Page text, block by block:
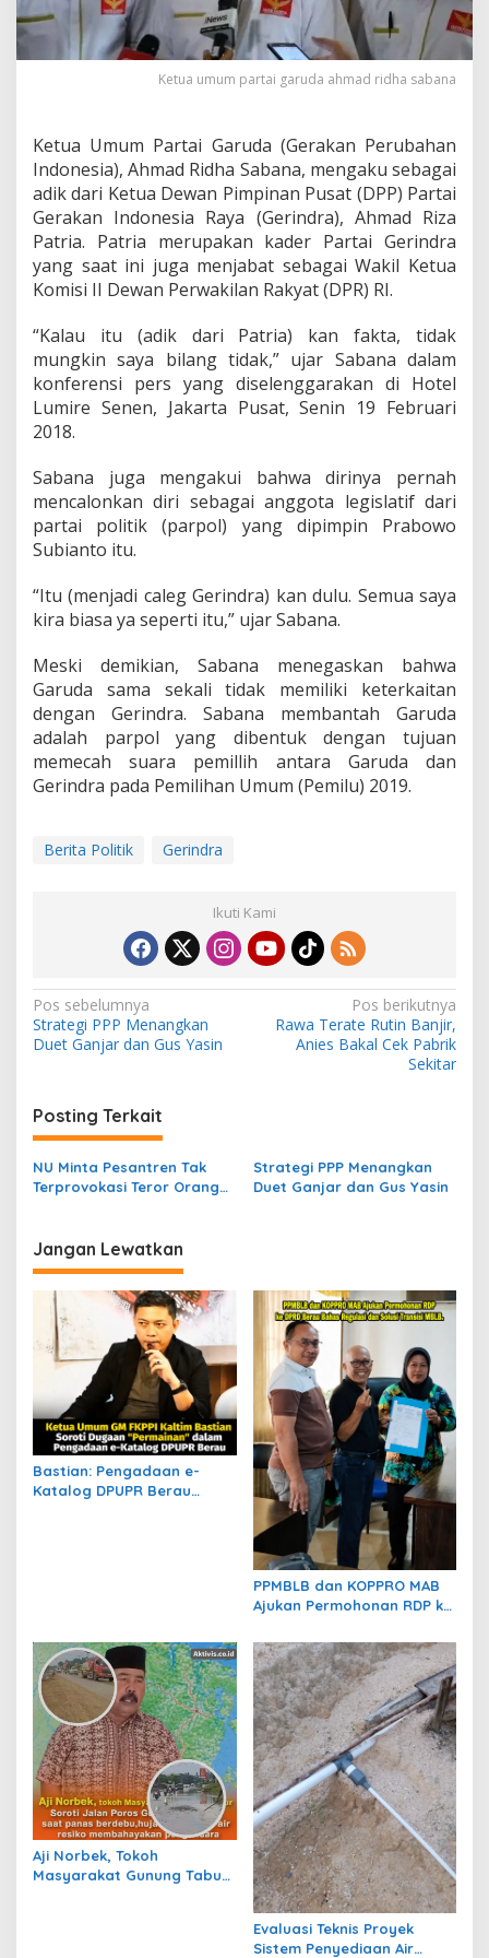
G
r
u
e
n
g
a
n
G
e
n
d
r
a
Ketua umum partai garuda ahmad ridha sabana
Ketua Umum Partai Garuda (Gerakan Perubahan
Indonesia), Ahmad Ridha Sabana, mengaku sebagai
adik dari Ketua Dewan Pimpinan Pusat (DPP) Partai
Gerakan Indonesia Raya (Gerindra), Ahmad Riza
Patria. Patria merupakan kader Partai Gerindra
yang saat ini juga menjabat sebagai Wakil Ketua
Komisi II Dewan Perwakilan Rakyat (DPR) RI.
“Kalau itu (adik dari Patria) kan fakta, tidak
mungkin saya bilang tidak,” ujar Sabana dalam
konferensi pers yang diselenggarakan di Hotel
Lumire Senen, Jakarta Pusat, Senin 19 Februari
2018.
Sabana juga mengakui bahwa dirinya pernah
mencalonkan diri sebagai anggota legislatif dari
partai politik (parpol) yang dipimpin Prabowo
Subianto itu.
“Itu (menjadi caleg Gerindra) kan dulu. Semua saya
kira biasa ya seperti itu,” ujar Sabana.
Meski demikian, Sabana menegaskan bahwa
Garuda sama sekali tidak memiliki keterkaitan
dengan Gerindra. Sabana membantah Garuda
adalah parpol yang dibentuk dengan tujuan
memecah suara pemillih antara Garuda dan
Gerindra pada Pemilihan Umum (Pemilu) 2019.
Berita Politik Gerindra
Ikuti Kami
N
a
i
g
a
s
p
o
Pos sebelumnya
Strategi PPP Menangkan
Duet Ganjar dan Gus Yasin
Pos berikutnya
Rawa Terate Rutin Banjir,
Anies Bakal Cek Pabrik
Sekitar
Posting Terkait
NU Minta Pesantren Tak
Terprovokasi Teror Orang
Strategi PPP Menangkan
Duet Ganjar dan Gus Yasin
Jangan Lewatkan
Bastian: Pengadaan e-
Katalog DPUPR Berau
PPMBLB dan KOPPRO MAB
Ajukan Permohonan RDP ke
dan Solusi Transisi MBLB
Aji Norbek, Tokoh
Masyarakat Gunung Tabur,
Evaluasi Teknis Proyek
Sistem Penyediaan Air